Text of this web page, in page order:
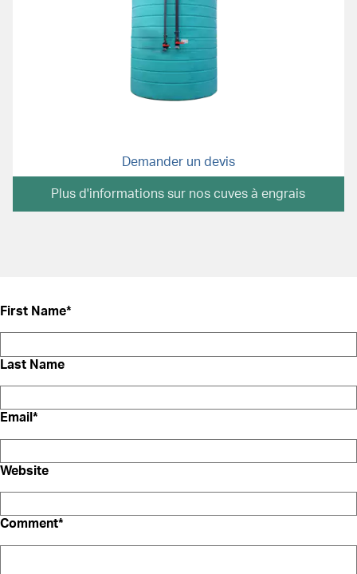
Demander un devis
Plus d'informations sur nos cuves à engrais
First Name*
Last Name
Email *
Website
Comment*